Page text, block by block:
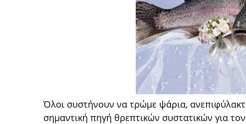
Όλοι συστήνουν να τρώμε ψάρια,
σημαντική πηγή θρεπτικών συστατικών για